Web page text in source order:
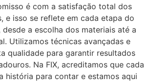
é com a satisfação total dos
e isso se reflete em cada etapa do
a escolha dos materiais até a
Utilizamos técnicas avançadas e
qualidade para garantir resultados
Na FIX, acreditamos que cada
história para contar e estamos aqui